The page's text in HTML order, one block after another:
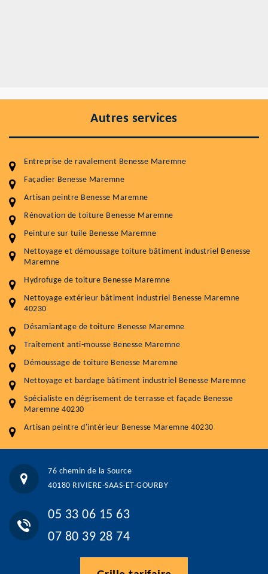
Autres services
Entreprise de ravalement Benesse Maremne
Façadier Benesse Maremne
Artisan peintre Benesse Maremne
Rénovation de toiture Benesse Maremne
Peinture sur tuile Benesse Maremne
Nettoyage et démoussage toiture bâtiment industriel Benesse
Maremne
Hydrofuge de toiture Benesse Maremne
Nettoyage extérieur bâtiment industriel Benesse Maremne
40230
Désamiantage de toiture Benesse Maremne
Traitement anti-mousse Benesse Maremne
Démoussage de toiture Benesse Maremne
Nettoyage et bardage bâtiment industriel Benesse Maremne
Spécialiste en dégrisement de terrasse et façade Benesse
Maremne 40230
Artisan peintre d'intérieur Benesse Maremne 40230
76 chemin de la Source
40180 RIVIERE-SAAS-ET-GOURBY
05 33 06 15 63
07 80 39 28 74
Entretenir votre toiture, c'est préserver sa
durabilité
Service
Démoussage toiture
Traitement hydrofuge toiture
Prix au m²
Artisant local recommander
76 chemin de la Source 40180 RIVIERE-SAAS-ET-GOURBY